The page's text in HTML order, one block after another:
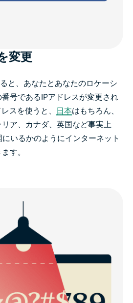
変更
と、あなたとあなたのロケーシ
号であるIPアドレスが変更され
スを使うと、 日本はもちろん、
ア、カナダ、英国など事実上
いるかのようにインターネット
す。